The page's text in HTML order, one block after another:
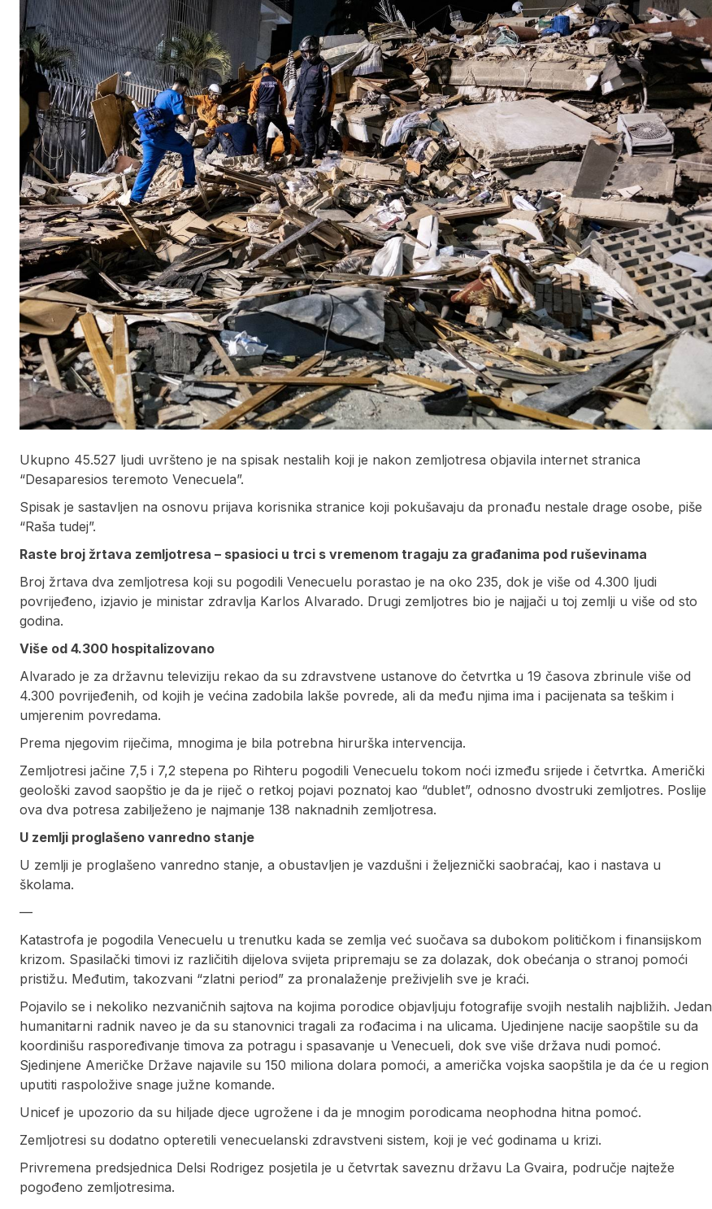
Ukupno 45.527 ljudi uvršteno je na spisak nestalih koji je nakon zemljotresa objavila internet stranica
“Desaparesios teremoto Venecuela”.
Spisak je sastavljen na osnovu prijava korisnika stranice koji pokušavaju da pronađu nestale drage osobe, piše
“Raša tudej”.
Raste broj žrtava zemljotresa – spasioci u trci s vremenom tragaju za građanima pod ruševinama
Broj žrtava dva zemljotresa koji su pogodili Venecuelu porastao je na oko 235, dok je više od 4.300 ljudi
povrijeđeno, izjavio je ministar zdravlja Karlos Alvarado. Drugi zemljotres bio je najjači u toj zemlji u više od sto
godina.
Više od 4.300 hospitalizovano
Alvarado je za državnu televiziju rekao da su zdravstvene ustanove do četvrtka u 19 časova zbrinule više od
4.300 povrijeđenih, od kojih je većina zadobila lakše povrede, ali da među njima ima i pacijenata sa teškim i
umjerenim povredama.
Prema njegovim riječima, mnogima je bila potrebna hirurška intervencija.
Zemljotresi jačine 7,5 i 7,2 stepena po Rihteru pogodili Venecuelu tokom noći između srijede i četvrtka. Američki
geološki zavod saopštio je da je riječ o retkoj pojavi poznatoj kao “dublet”, odnosno dvostruki zemljotres. Poslije
ova dva potresa zabilježeno je najmanje 138 naknadnih zemljotresa.
U zemlji proglašeno vanredno stanje
U zemlji je proglašeno vanredno stanje, a obustavljen je vazdušni i željeznički saobraćaj, kao i nastava u
školama.
—
Katastrofa je pogodila Venecuelu u trenutku kada se zemlja već suočava sa dubokom političkom i finansijskom
krizom. Spasilački timovi iz različitih dijelova svijeta pripremaju se za dolazak, dok obećanja o stranoj pomoći
pristižu. Međutim, takozvani “zlatni period” za pronalaženje preživjelih sve je kraći.
Pojavilo se i nekoliko nezvaničnih sajtova na kojima porodice objavljuju fotografije svojih nestalih najbližih. Јedan
humanitarni radnik naveo je da su stanovnici tragali za rođacima i na ulicama. Ujedinjene nacije saopštile su da
koordinišu raspoređivanje timova za potragu i spasavanje u Venecueli, dok sve više država nudi pomoć.
Sjedinjene Američke Države najavile su 150 miliona dolara pomoći, a američka vojska saopštila je da će u region
uputiti raspoložive snage južne komande.
Unicef je upozorio da su hiljade djece ugrožene i da je mnogim porodicama neophodna hitna pomoć.
Zemljotresi su dodatno opteretili venecuelanski zdravstveni sistem, koji je već godinama u krizi.
Privremena predsjednica Delsi Rodrigez posjetila je u četvrtak saveznu državu La Gvaira, područje najteže
pogođeno zemljotresima.